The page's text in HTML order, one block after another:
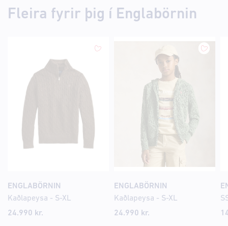
Fleira fyrir þig í Englabörnin
ENGLABÖRNIN
Kaðlapeysa - S-XL
24.990 kr.
ENGLABÖRNIN
Kaðlapeysa - S-XL
24.990 kr.